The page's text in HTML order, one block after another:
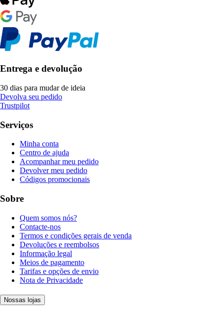
Entrega e devolução
30 dias para mudar de ideia
Devolva seu pedido
Trustpilot
Serviços
Minha conta
Centro de ajuda
Acompanhar meu pedido
Devolver meu pedido
Códigos promocionais
Sobre
Quem somos nós?
Contacte-nos
Termos e condições gerais de venda
Devoluções e reembolsos
Informação legal
Meios de pagamento
Tarifas e opções de envio
Nota de Privacidade
Nossas lojas